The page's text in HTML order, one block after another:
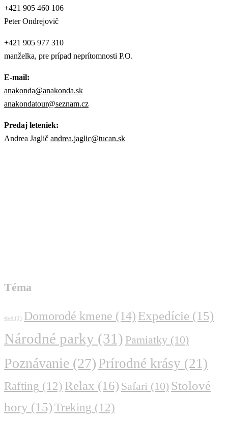
+421 905 460 106
Peter Ondrejovič
+421 905 977 310
manželka, pre prípad neprítomnosti P.O.
E-mail:
anakonda@anakonda.sk
anakondatour@seznam.cz
Predaj leteniek:
Andrea Jaglič andrea.jaglic@tucan.sk
Téma
4x4 (1) Domorodé kmene (14) Expedície (15)
Národné parky (31) Pamiatky (10)
Poznávanie (27) Prírodné krásy (21)
Rafting (12) Relax (16) Safari (10) Stolové
hory (15)Treking (12)